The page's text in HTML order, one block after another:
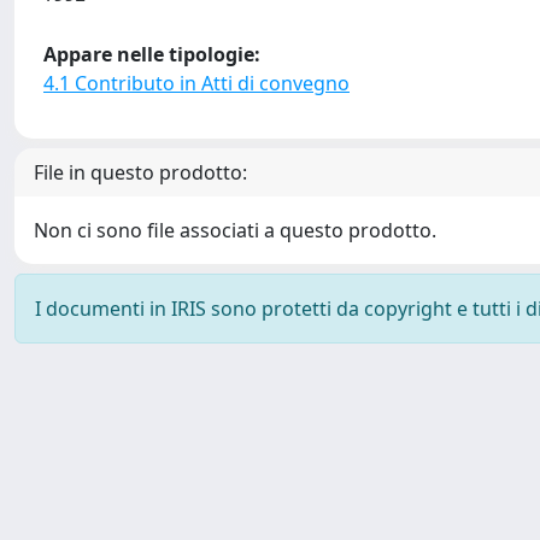
Appare nelle tipologie:
4.1 Contributo in Atti di convegno
File in questo prodotto:
Non ci sono file associati a questo prodotto.
I documenti in IRIS sono protetti da copyright e tutti i